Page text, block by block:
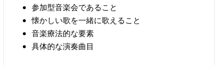
参加型音楽会であること
懐かしい歌を一緒に歌えること
音楽療法的な要素
具体的な演奏曲目